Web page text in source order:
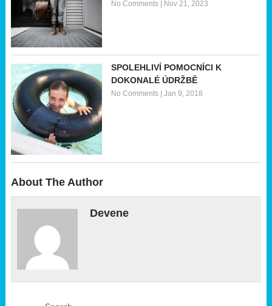
No Comments| Nov 21, 2023
SPOLEHLIVÍ POMOCNÍCI K
DOKONALÉ ÚDRŽBĚ
No Comments| Jan 9, 2018
About The Author
Devene